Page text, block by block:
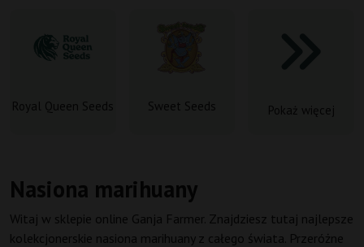
Royal Queen Seeds Sweet Seeds Pokaż więcej
Nasiona marihuany
Witaj w sklepie online Ganja Farmer. Znajdziesz tutaj najlepsze
kolekcjonerskie nasiona marihuany z całego świata. Przeróżne